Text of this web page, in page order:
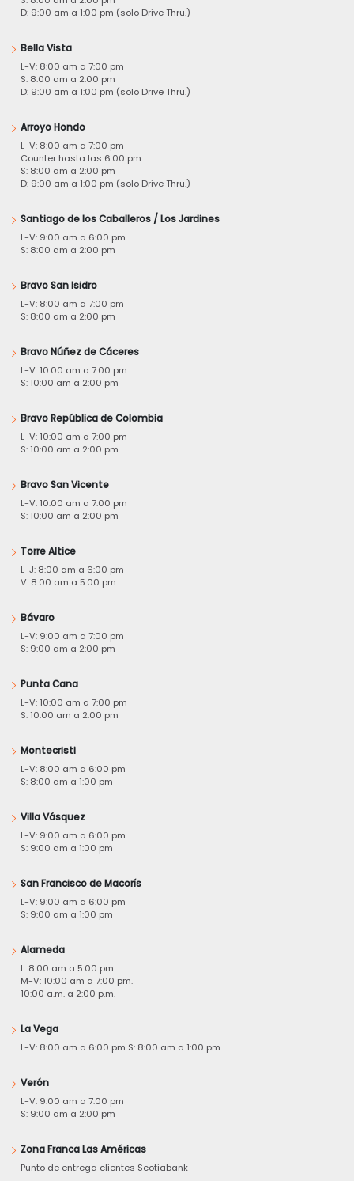
D: 9:00 am a 1:00 pm (solo Drive Thru.)
Bella Vista
L-V: 8:00 am a 7:00 pm
S: 8:00 am a 2:00 pm
D: 9:00 am a 1:00 pm (solo Drive Thru.)
Arroyo Hondo
L-V: 8:00 am a 7:00 pm
Counter hasta las 6:00 pm
S: 8:00 am a 2:00 pm
D: 9:00 am a 1:00 pm (solo Drive Thru.)
Santiago de los Caballeros / Los Jardines
L-V: 9:00 am a 6:00 pm
S: 8:00 am a 2:00 pm
Bravo San Isidro
L-V: 8:00 am a 7:00 pm
S: 8:00 am a 2:00 pm
Bravo Núñez de Cáceres
L-V: 10:00 am a 7:00 pm
S: 10:00 am a 2:00 pm
Bravo República de Colombia
L-V: 10:00 am a 7:00 pm
S: 10:00 am a 2:00 pm
Bravo San Vicente
L-V: 10:00 am a 7:00 pm
S: 10:00 am a 2:00 pm
Torre Altice
L-J: 8:00 am a 6:00 pm
V: 8:00 am a 5:00 pm
Bávaro
L-V: 9:00 am a 7:00 pm
S: 9:00 am a 2:00 pm
Punta Cana
L-V: 10:00 am a 7:00 pm
S: 10:00 am a 2:00 pm
Montecristi
L-V: 8:00 am a 6:00 pm
S: 8:00 am a 1:00 pm
Villa Vásquez
L-V: 9:00 am a 6:00 pm
S: 9:00 am a 1:00 pm
San Francisco de Macorís
L-V: 9:00 am a 6:00 pm
S: 9:00 am a 1:00 pm
Alameda
L: 8:00 am a 5:00 pm.
M-V: 10:00 am a 7:00 pm.
10:00 a.m. a 2:00 p.m.
La Vega
L-V: 8:00 am a 6:00 pm S: 8:00 am a 1:00 pm
Verón
L-V: 9:00 am a 7:00 pm
S: 9:00 am a 2:00 pm
Zona Franca Las Américas
Punto de entrega clientes Scotiabank